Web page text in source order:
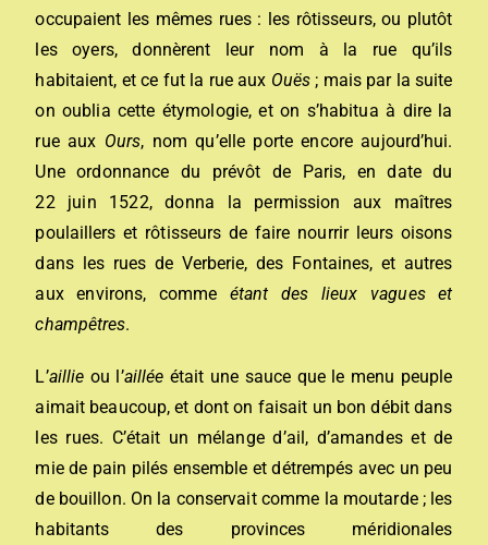
occupaient les mêmes rues : les rôtisseurs, ou plutôt
les oyers, donnèrent leur nom à la rue qu’ils
habitaient, et ce fut la rue aux Ouës; mais par la suite
on oublia cette étymologie, et on s’habitua à dire la
rue aux Ours, nom qu’elle porte encore aujourd’hui.
Une ordonnance du prévôt de Paris, en date du
22 juin 1522, donna la permission aux maîtres
poulaillers et rôtisseurs de faire nourrir leurs oisons
dans les rues de Verberie, des Fontaines, et autres
aux environs, comme étant des lieux vagues et
champêtres.
L’aillie ou l’aillée était une sauce que le menu peuple
aimait beaucoup, et dont on faisait un bon débit dans
les rues. C’était un mélange d’ail, d’amandes et de
mie de pain pilés ensemble et détrempés avec un peu
de bouillon. On la conservait comme la moutarde ; les
habitants des provinces méridionales